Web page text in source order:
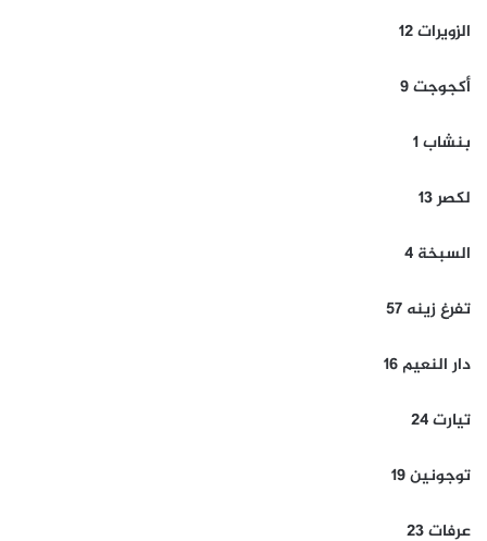
الزويرات 12
أكجوجت 9
بنشاب 1
لكصر 13
السبخة 4
تفرغ زينه 57
دار النعيم 16
تيارت 24
توجونين 19
عرفات 23